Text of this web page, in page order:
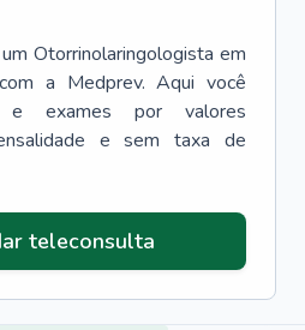
Otorrinolaringologista em
a Medprev. Aqui você
e exames por valores
e sem taxa de
teleconsulta